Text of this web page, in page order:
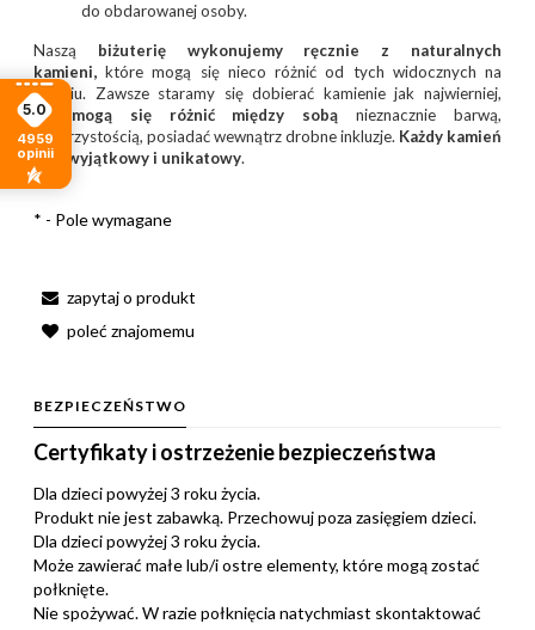
do obdarowanej osoby.
Naszą biżuterię wykonujemy ręcznie z naturalnych
kamieni, które mogą się nieco różnić od tych widocznych na
zdjęciu. Zawsze staramy się dobierać kamienie jak najwierniej,
ale mogą się różnić między sobą nieznacznie barwą,
przejrzystością, posiadać wewnątrz drobne inkluzje. Każdy kamień
jest wyjątkowy i unikatowy.
* - Pole wymagane
zapytaj o produkt
poleć znajomemu
BEZPIECZEŃSTWO
Certyfikaty i ostrzeżenie bezpieczeństwa
Dla dzieci powyżej 3 roku życia.
Produkt nie jest zabawką. Przechowuj poza zasięgiem dzieci.
Dla dzieci powyżej 3 roku życia.
Może zawierać małe lub/i ostre elementy, które mogą zostać
połknięte.
Nie spożywać. W razie połknięcia natychmiast skontaktować
5.0
4959
opinii